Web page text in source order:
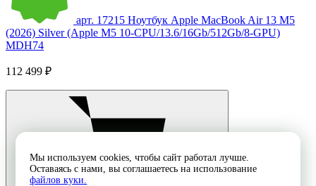
арт. 17215 Ноутбук Apple MacBook Air 13 M5
(2026) Silver (Apple M5 10-CPU/13.6/16Gb/512Gb/8-GPU)
MDH74
112 499 ₽
Мы используем cookies, чтобы сайт работал лучше.
Оставаясь с нами, вы соглашаетесь на использование
файлов куки.